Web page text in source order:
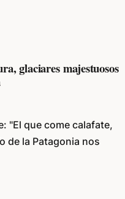
glaciares majestuosos
"El que come calafate,
de la Patagonia nos